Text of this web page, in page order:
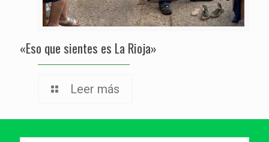
«Eso que sientes es La Rioja»
Leer más